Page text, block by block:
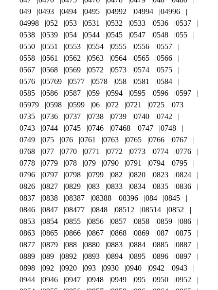
049
0493 0494 0495 04992 04994
04996
04998
052 053 0531 0532 0533 0536
0537
0538
0539 054 0544 0545 0547 0548
055
0550
0551 0553 0554 0555 0556
0557
0558
0561 0562 0563 0564 0565
0566
0567
0568 0569 0572 0573 0574
0575
0576
05769 0577 0578 058 0581
0584
0585
0586 0587 059 0594 0595 0596
0597
05979
0598 0599 06 072 0721 0725
073
0735
0736 0737 0738 0739 0740
0742
0743
0744 0745 0746 07468 0747
0748
0749
075 076 0761 0763 0765 0766
0767
0768
077 0770 0771 0772 0773 0774
0776
0778
0779 078 079 0790 0791 0794
0795
0796
0797 0798 0799 082 0820 0823
0824
0826
0827 0829 083 0833 0834 0835
0836
0837
0838 08387 08388 08396 084
0845
0846
0847 08477 0848 08512 08514
0852
0853
0854 0855 0856 0857 0858 0859
086
0863
0865 0866 0867 0868 0869 087
0875
0877
0879 088 0880 0883 0884 0885
0887
0889
089 0892 0893 0894 0895 0896
0897
0898
092 0920 093 0930 0940 0942
0943
0944
0946 0947 0948 0949 095 0950
0952